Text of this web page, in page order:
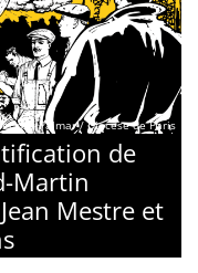
des Palmar / Diocèse de Paris
de
Martin
Mestre et